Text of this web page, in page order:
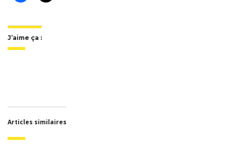
J’aime ça :
Articles similaires